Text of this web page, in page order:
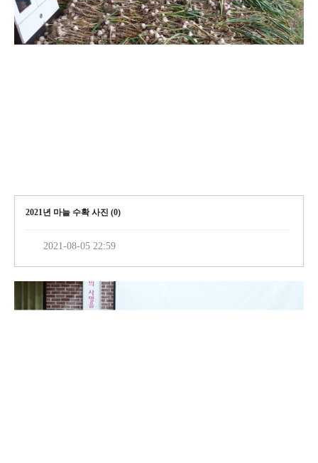
2021년 마늘 수확 사진 (0)
2021-08-05 22:59